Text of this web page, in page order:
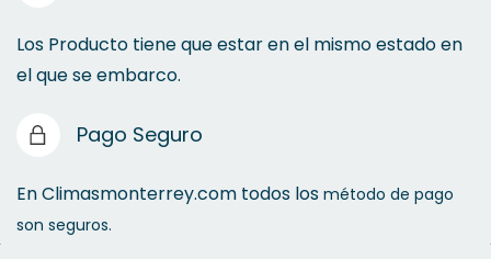
Los Producto tiene que estar en el mismo estado en
el que se embarco.
Pago Seguro
En Climasmonterrey.com todos los método de pago
son seguros.